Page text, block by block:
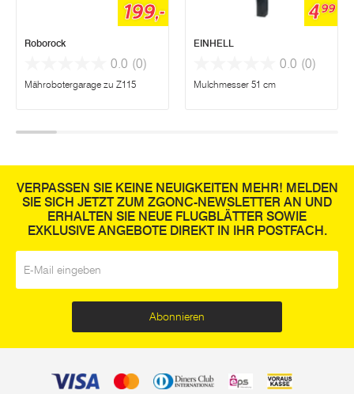
199,-
Roborock
0.0 (0)
Mährobotergarage zu Z115
499
EINHELL
0.0 (0)
Mulchmesser 51 cm
VERPASSEN SIE KEINE NEUIGKEITEN MEHR! MELDEN
SIE SICH JETZT ZUM ZGONC-NEWSLETTER AN UND
ERHALTEN SIE NEUE FLUGBLÄTTER SOWIE
EXKLUSIVE ANGEBOTE DIREKT IN IHR POSTFACH.
Abonnieren